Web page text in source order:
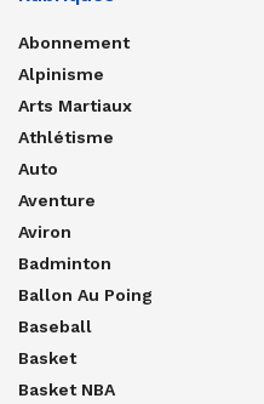
Abonnement
Alpinisme
Arts Martiaux
Athlétisme
Auto
Aventure
Aviron
Badminton
Ballon Au Poing
Baseball
Basket
Basket NBA